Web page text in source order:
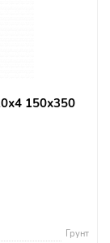
150х350
Грунт